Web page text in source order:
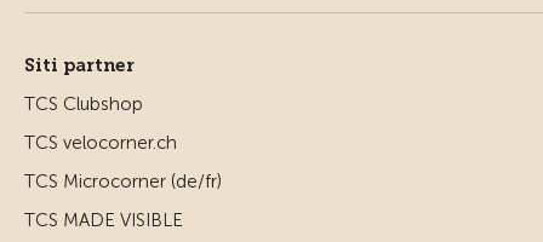
Siti partner
TCS Clubshop
TCS velocorner.ch
TCS Microcorner (de/fr)
TCS MADE VISIBLE